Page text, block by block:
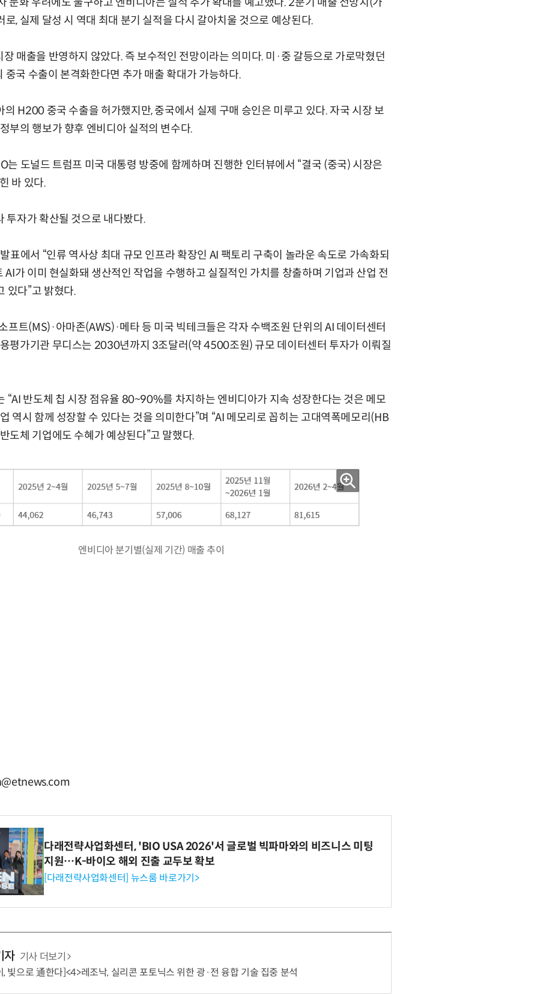
, 실제 달성 시 역대 최대 분기 실적을 다시 갈아치울 것으로 예상된다.
매출을 반영하지 않았다. 즉 보수적인 전망이라는 의미다. 미·중 갈등으로 가로막혔던
중국 수출이 본격화한다면 추가 매출 확대가 가능하다.
의 H200 중국 수출을 허가했지만, 중국에서 실제 구매 승인은 미루고 있다. 자국 시장 보
부의 행보가 향후 엔비디아 실적의 변수다.
는 도널드 트럼프 미국 대통령 방중에 함께하며 진행한 인터뷰에서 “결국 (중국) 시장은
바 있다.
투자가 확산될 것으로 내다봤다.
표에서 “인류 역사상 최대 규모 인프라 확장인 AI 팩토리 구축이 놀라운 속도로 가속화되
AI가 이미 현실화돼 생산적인 작업을 수행하고 실질적인 가치를 창출하며 기업과 산업 전
있다”고 밝혔다.
프트(MS)·아마존(AWS)·메타 등 미국 빅테크들은 각자 수백조원 단위의 AI 데이터센터
평가기관 무디스는 2030년까지 3조달러(약 4500조원) 규모 데이터센터 투자가 이뤄질
“AI 반도체 칩 시장 점유율 80~90%를 차지하는 엔비디아가 지속 성장한다는 것은 메모
역시 함께 성장할 수 있다는 것을 의미한다”며 “AI 메모리로 꼽히는 고대역폭메모리(HB
도체 기업에도 수혜가 예상된다”고 말했다.
엔비디아 분기별(실제 기간) 매출 추이
다래전략사업화센터, 'BIO USA 2026'서 글로벌 빅파마와의 비즈니스 미팅
지원…K-바이오 해외 진출 교두보 확보
[다래전략사업화센터] 뉴스룸 바로가기>
자 기사 더보기
, 빛으로 通한다]<4>레조낙, 실리콘 포토닉스 위한 광·전 융합 기술 집중 분석